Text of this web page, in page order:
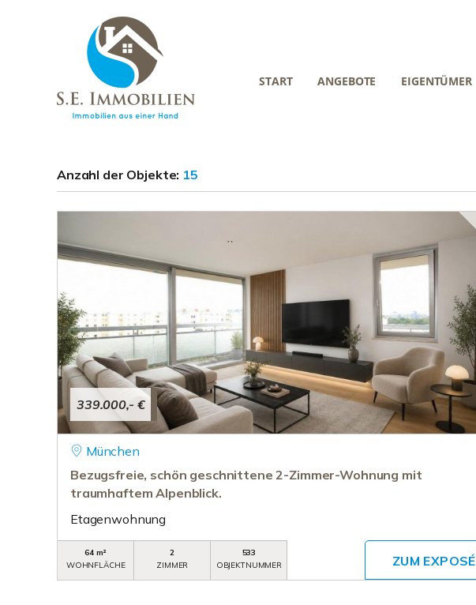
START ANGEBOTE EIGENTÜMER
Anzahl der Objekte: 15
339.000,- €
München
Bezugsfreie, schön geschnittene 2-Zimmer-Wohnung mit
traumhaftem Alpenblick.
Etagenwohnung
64 m²
WOHNFLÄCHE
2
ZIMMER
533
OBJEKTNUMMER
ZUM EXPOSÉ